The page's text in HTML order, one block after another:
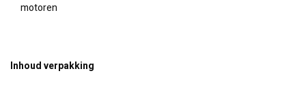
motoren
Inhoud verpakking